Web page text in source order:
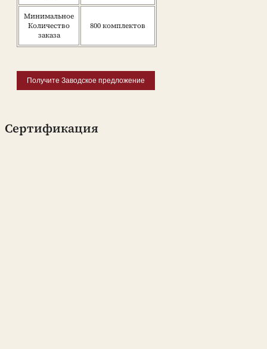
Минимальное
Количество
заказа
800 комплектов
Получите Заводское предложение
Сертификация